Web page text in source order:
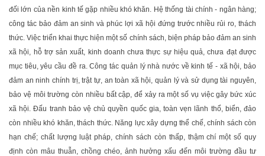
đối lớn của nền kinh tế gặp nhiều khó khăn. Hệ thống tài chính - ngân hàng;
công tác bảo đảm an sinh và phúc lợi xã hội đứng trước nhiều rủi ro, thách
thức. Việc triển khai thực hiện một số chính sách, biện pháp bảo đảm an sinh
xã hội, hỗ trợ sản xuất, kinh doanh chưa thực sự hiệu quả, chưa đạt được
mục tiêu, yêu cầu đề ra. Công tác quản lý nhà nước về kinh tế - xã hội, bảo
đảm an ninh chính trị, trật tự, an toàn xã hội, quản lý và sử dụng tài nguyên,
bảo vệ môi trường còn nhiều bất cập, để xảy ra một số vụ việc gây bức xúc
xã hội. Ðấu tranh bảo vệ chủ quyền quốc gia, toàn vẹn lãnh thổ, biển, đảo
còn nhiều khó khăn, thách thức. Năng lực xây dựng thể chế, chính sách còn
hạn chế; chất lượng luật pháp, chính sách còn thấp, thậm chí một số quy
định còn mâu thuẫn, chồng chéo, ảnh hưởng xấu đến môi trường đầu tư